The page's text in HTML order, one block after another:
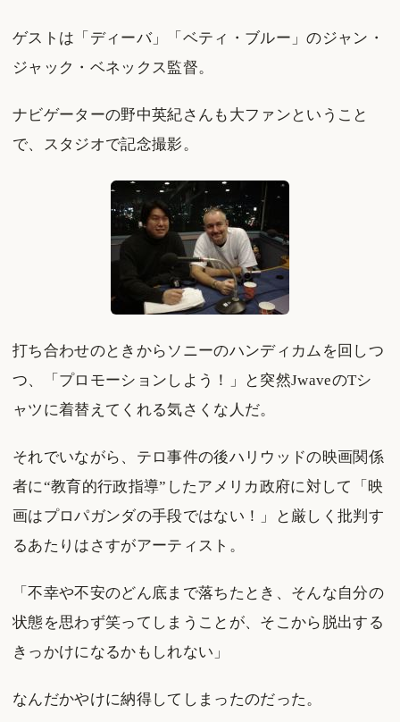
ゲストは「ディーバ」「ベティ・ブルー」のジャン・
ジャック・ベネックス監督。
ナビゲーターの野中英紀さんも大ファンということ
で、スタジオで記念撮影。
打ち合わせのときからソニーのハンディカムを回しつ
つ、「プロモーションしよう！」と突然JwaveのTシ
ャツに着替えてくれる気さくな人だ。
それでいながら、テロ事件の後ハリウッドの映画関係
者に“教育的行政指導”したアメリカ政府に対して「映
画はプロパガンダの手段ではない！」と厳しく批判す
るあたりはさすがアーティスト。
「不幸や不安のどん底まで落ちたとき、そんな自分の
状態を思わず笑ってしまうことが、そこから脱出する
きっかけになるかもしれない」
なんだかやけに納得してしまったのだった。